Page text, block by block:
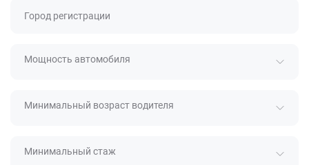
Город регистрации
Мощность автомобиля
Минимальный возраст водителя
Минимальный стаж